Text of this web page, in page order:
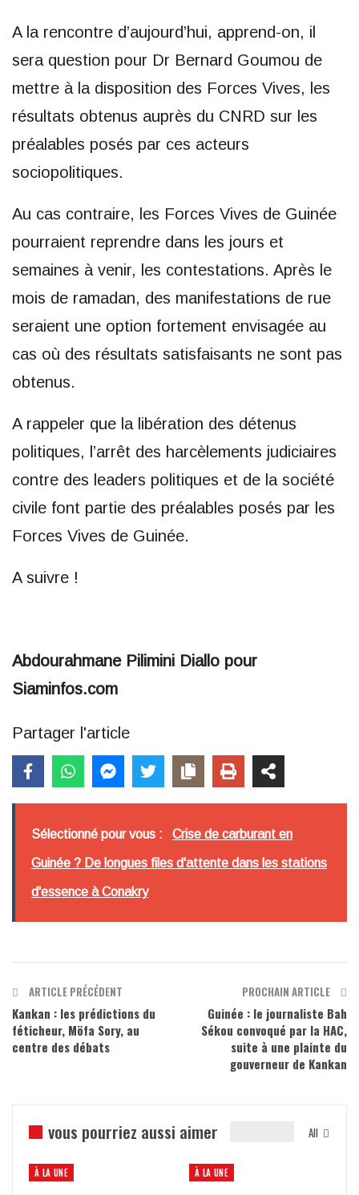
A la rencontre d’aujourd’hui, apprend-on, il
sera question pour Dr Bernard Goumou de
mettre à la disposition des Forces Vives, les
résultats obtenus auprès du CNRD sur les
préalables posés par ces acteurs
sociopolitiques.
Au cas contraire, les Forces Vives de Guinée
pourraient reprendre dans les jours et
semaines à venir, les contestations. Après le
mois de ramadan, des manifestations de rue
seraient une option fortement envisagée au
cas où des résultats satisfaisants ne sont pas
obtenus.
A rappeler que la libération des détenus
politiques, l’arrêt des harcèlements judiciaires
contre des leaders politiques et de la société
civile font partie des préalables posés par les
Forces Vives de Guinée.
A suivre !
Abdourahmane Pilimini Diallo pour
Siaminfos.com
Partager l'article
Sélectionné pour vous : Crise de carburant en
Guinée ? De longues files d'attente dans les stations
d'essence à Conakry
ARTICLE PRÉCÉDENT
Kankan : les prédictions du
féticheur, Möfa Sory, au
centre des débats
PROCHAIN ARTICLE
Guinée : le journaliste Bah
Sékou convoqué par la HAC,
suite à une plainte du
gouverneur de Kankan
All
vous pourriez aussi aimer
À LA UNE À LA UNE